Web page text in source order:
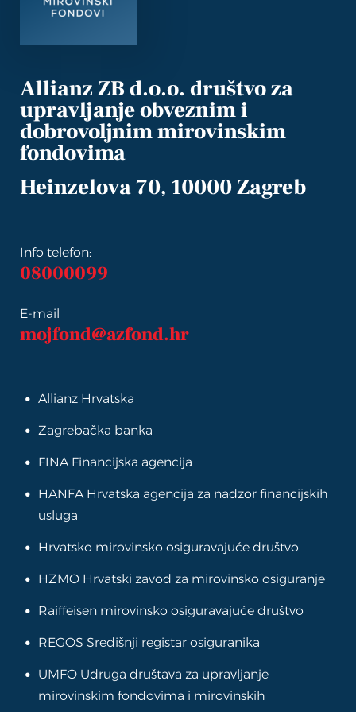
Allianz ZB d.o.o. društvo za
upravljanje obveznim i
dobrovoljnim mirovinskim
fondovima
Heinzelova 70, 10000 Zagreb
Info telefon:
08000099
E-mail
mojfond@azfond.hr
Allianz Hrvatska
Zagrebačka banka
FINA Financijska agencija
HANFA Hrvatska agencija za nadzor financijskih
usluga
Hrvatsko mirovinsko osiguravajuće društvo
HZMO Hrvatski zavod za mirovinsko osiguranje
Raiffeisen mirovinsko osiguravajuće društvo
REGOS Središnji registar osiguranika
UMFO Udruga društava za upravljanje
mirovinskim fondovima i mirovinskih